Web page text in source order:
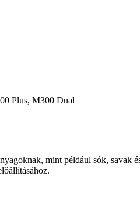
Plus, M300 Dual
mint például sók, savak